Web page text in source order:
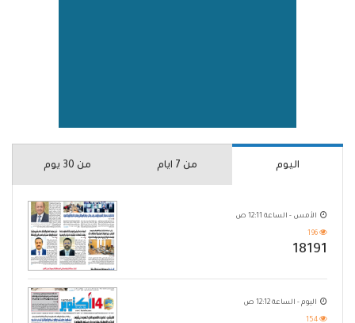
اليوم من 7 ايام من 30 يوم
الأمس - الساعة 12:11 ص
196
18191
اليوم - الساعة 12:12 ص
154